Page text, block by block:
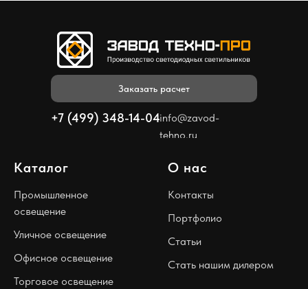
+7 (499) 348-14-04info@zavod-
tehno.ru
Заказать расчет
Каталог
Промышленное
освещение
Уличное освещение
Офисное освещение
Торговое освещение
О нас
Контакты
Портфолио
Статьи
Стать нашим дилером